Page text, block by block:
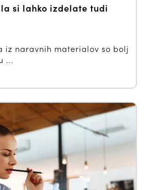
si lahko izdelate tudi
iz naravnih materialov so bolj
...